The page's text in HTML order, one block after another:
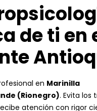
de ti en
en Marinilla
(Rionegro). Evita los
atención con rigor